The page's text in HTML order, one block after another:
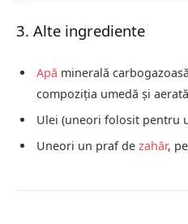
3. Alte ingrediente
Apă minerală
compoziția umedă și aerată
Ulei (uneori folosit pentru
Uneori un praf de zahăr,